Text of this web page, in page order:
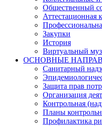
Общественный
Аттестационная
Закупки
История
Виртуальный
ОСНОВНЫЕ
Санитарный
Защита прав
Организация
Контрольная
Планы
Профилактика